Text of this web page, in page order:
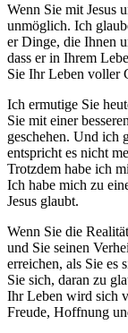
Wenn Sie mit Jesus
unmöglich. Ich
er Dinge, die Ihnen
dass er in Ihrem
Sie Ihr Leben voller
Ich ermutige Sie
Sie mit einer
geschehen. Und ich
entspricht es nicht
Trotzdem habe ich
Ich habe mich zu
Jesus glaubt.
Wenn Sie die
und Sie seinen
erreichen, als Sie es
Sie sich, daran zu
Ihr Leben wird sich
Freude, Hoffnung